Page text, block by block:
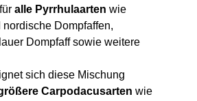
alle Pyrrhulaarten wie
Dompfaffen,
Dompfaff sowie weitere
sich diese Mischung
Carpodacusarten wie